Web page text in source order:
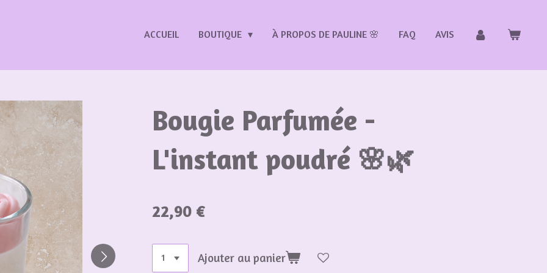
ACCUEIL BOUTIQUE À PROPOS DE PAULINE 🌸 FAQ AVIS
Bougie Parfumée -
L'instant poudré 🌸🌿
22,90 €
Ajouter au panier